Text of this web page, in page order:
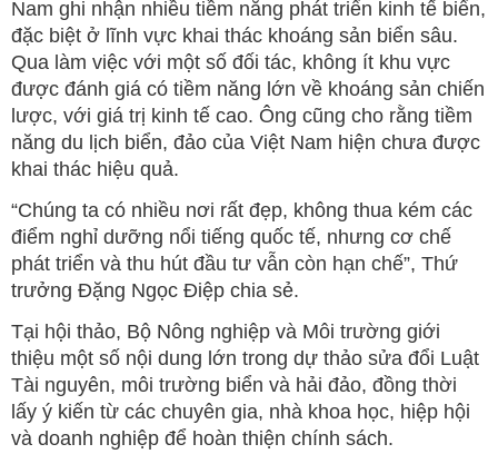
Nam ghi nhận nhiều tiềm năng phát triển kinh tế biển,
đặc biệt ở lĩnh vực khai thác khoáng sản biển sâu.
Qua làm việc với một số đối tác, không ít khu vực
được đánh giá có tiềm năng lớn về khoáng sản chiến
lược, với giá trị kinh tế cao. Ông cũng cho rằng tiềm
năng du lịch biển, đảo của Việt Nam hiện chưa được
khai thác hiệu quả.
“Chúng ta có nhiều nơi rất đẹp, không thua kém các
điểm nghỉ dưỡng nổi tiếng quốc tế, nhưng cơ chế
phát triển và thu hút đầu tư vẫn còn hạn chế”, Thứ
trưởng Đặng Ngọc Điệp chia sẻ.
Tại hội thảo, Bộ Nông nghiệp và Môi trường giới
thiệu một số nội dung lớn trong dự thảo sửa đổi Luật
Tài nguyên, môi trường biển và hải đảo, đồng thời
lấy ý kiến từ các chuyên gia, nhà khoa học, hiệp hội
và doanh nghiệp để hoàn thiện chính sách.